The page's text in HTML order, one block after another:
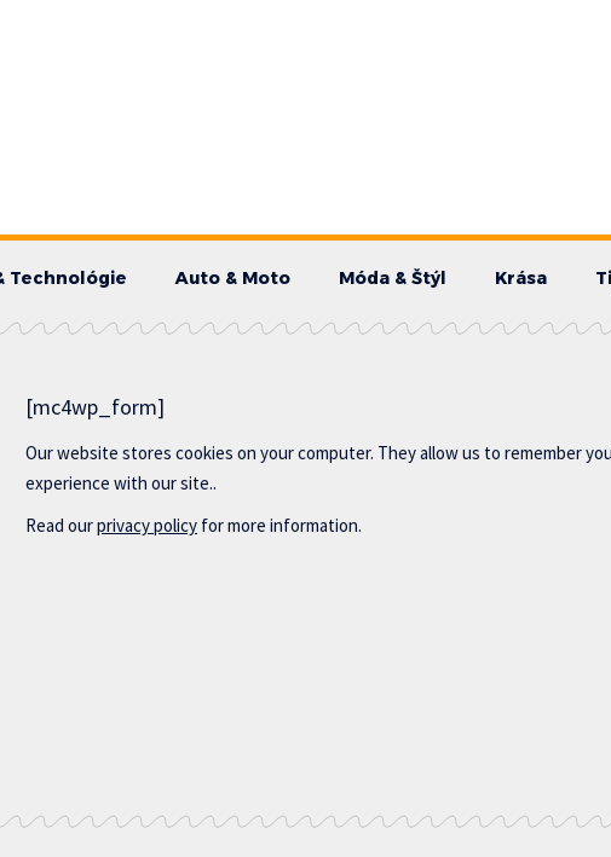
Technológie Auto & Moto Móda & Štýl Krása
[mc4wp_form]
Our website stores cookies on your computer. They allow us to remember
experience with our site..
Read ourprivacy policy for more information.